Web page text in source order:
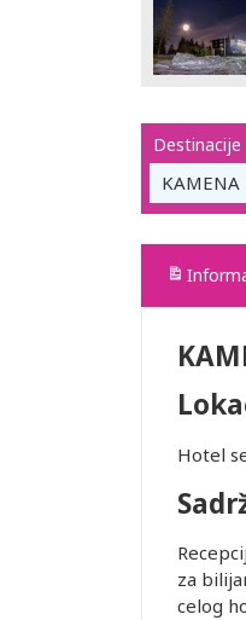
Destinacije
KAMENA
Hotel
za
celog